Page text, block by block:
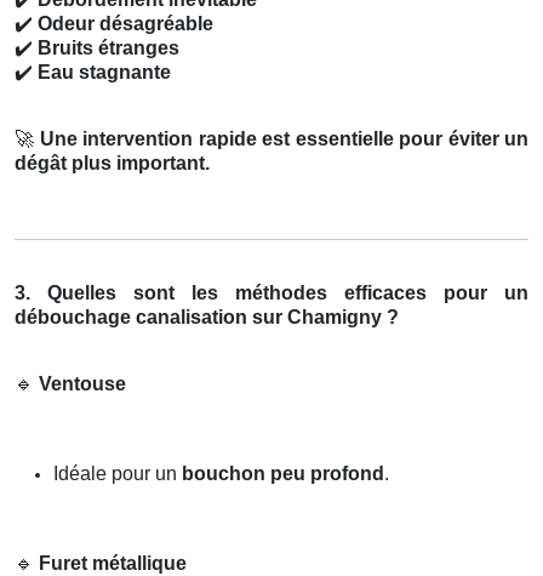
✔️ Odeur désagréable
✔️ Bruits étranges
✔️ Eau stagnante
🚀 Une intervention rapide est essentielle pour éviter un
dégât plus important.
3. Quelles sont les méthodes efficaces pour un
débouchage canalisation sur Chamigny ?
🔹 Ventouse
Idéale pour un bouchon peu profond .
🔹 Furet métallique